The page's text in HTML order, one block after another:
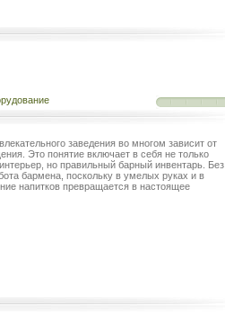
заведения во многом зависит от
Это понятие включает в себя не только
но правильный барный инвентарь. Без
бармена, поскольку в умелых руках и в
напитков превращается в настоящее